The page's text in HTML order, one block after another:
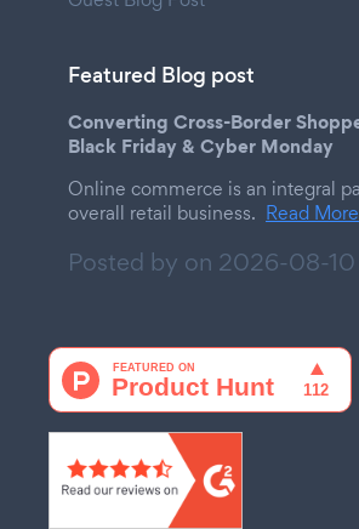
Featured Blog post
Converting Cross-Border
Black Friday & Cyber Monday
Online commerce is an integral
overall retail business. Read More
Posted by on 2026-08-10